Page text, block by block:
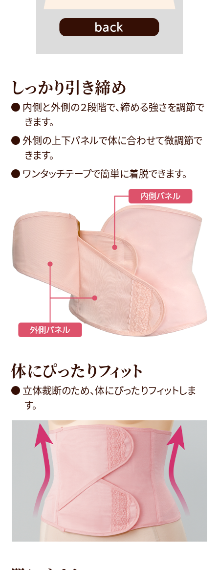
しっかり引き締め
● 内側と外側の２段階で、締める強さを調節で
きます。
● 外側の上下パネルで体に合わせて微調節で
きます。
● ワンタッチテープで簡単に着脱できます。
体にぴったりフィット
● 立体裁断のため、体にぴったりフィットしま
す。